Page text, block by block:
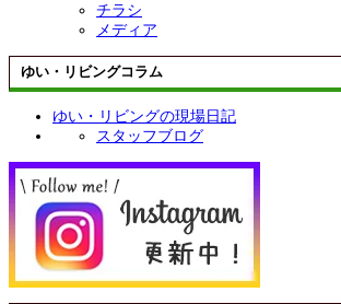
チラシ
メディア
ゆい・リビングコラム
ゆい・リビングの現場日記
スタッフブログ